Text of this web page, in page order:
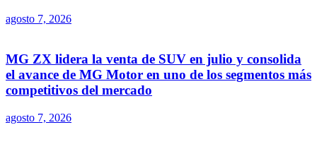
agosto 7, 2026
MG ZX lidera la venta de SUV en julio y consolida
el avance de MG Motor en uno de los segmentos más
competitivos del mercado
agosto 7, 2026